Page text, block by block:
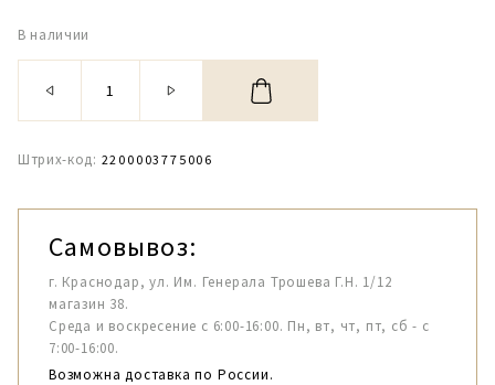
В наличии
Штрих-код: 2200003775006
Самовывоз:
г. Краснодар, ул. Им. Генерала Трошева Г.Н. 1/12
магазин 38.
Среда и воскресение с 6:00-16:00. Пн, вт, чт, пт, сб - с
7:00-16:00.
Возможна доставка по России.